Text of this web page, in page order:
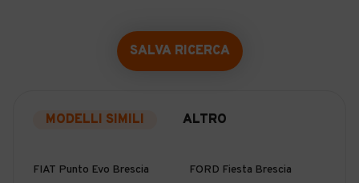
SALVA RICERCA
MODELLI SIMILI ALTRO
FIAT Punto Evo Brescia FORD Fiesta Brescia